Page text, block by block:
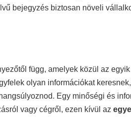
bejegyzés biztosan növeli
függ, amelyek közül az
olyan információkat
Egy minőségi és
vagy cégről, ezen kívül az